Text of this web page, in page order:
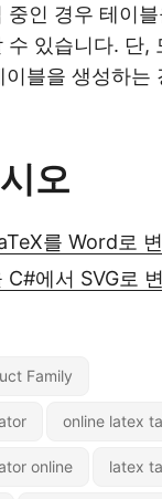
중인 경우 테이
수 있습니다. 단,
이블을 생성하는
오
를 Word로
C#에서 SVG로
Family
online latex
online latex